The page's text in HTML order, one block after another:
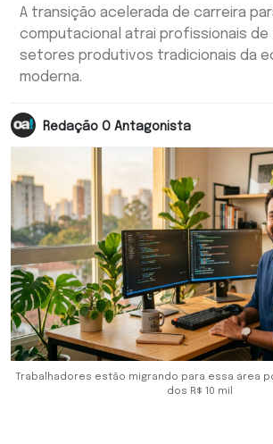
A transição acelerada de carreira
computacional atrai profissionais
setores produtivos tradicionais da
moderna.
Redação O Antagonista
Trabalhadores estão migrando para essa área
dos R$ 10 mil